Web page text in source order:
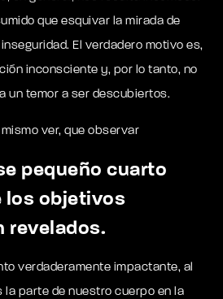
que esquivar la mirada de
El verdadero motivo es,
inconsciente y, por lo tanto, no
un temor a ser descubiertos.
pequeño cuarto
los objetivos
revelados.
verdaderamente impactante, al
la parte de nuestro cuerpo en la